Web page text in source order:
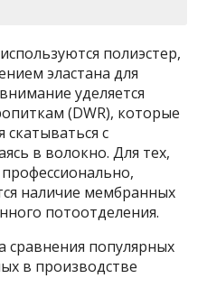
полиэстер,
эластана для
уделяется
(DWR), которые
с
в волокно. Для тех,
наличие мембранных
потоотделения.
популярных
в производстве